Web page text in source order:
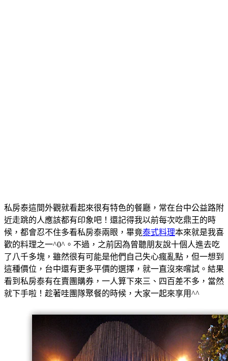
私房泰這間外觀就看起來很有特色的餐廳，常在台中公益路附
近走跳的人應該都有印象吧！還記得我以前每次吃鼎王的時
候，都會忍不住多看私房泰兩眼，畢竟泰式料理本來就是我喜
歡的料理之一^0^。不過，之前因為曾聽朋友說十個人進去吃
了八千多塊，雖然很有可能是他們自己失心瘋亂點，但一想到
這種價位，台中還有更多平價的選擇，就一直沒來嚐試。結果
看到私房泰有在賣團購券，一人算下來三、四百差不多，當然
就下手啦！趁著哇團隊聚餐的時候，大家一起來享用^^